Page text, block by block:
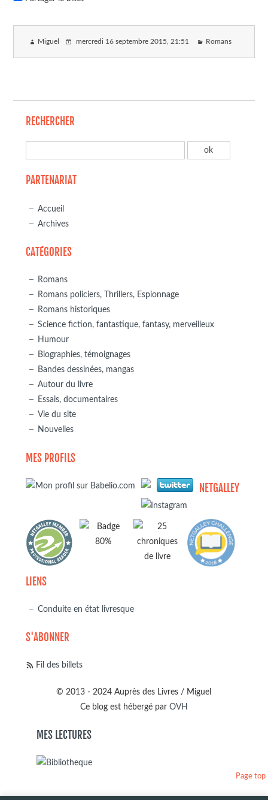
Miguel mercredi 16 septembre 2015 , 21:51 Romans
RECHERCHER
PARTENARIAT
Accueil
Archives
CATÉGORIES
Romans
Romans policiers, Thrillers, Espionnage
Romans historiques
Science fiction, fantastique, fantasy, merveilleux
Humour
Biographies, témoignages
Bandes dessinées, mangas
Autour du livre
Essais, documentaires
Vie du site
Nouvelles
MES PROFILS
NETGALLEY
LIENS
Conduite en état livresque
S'ABONNER
Fil des billets
© 2013 - 2024 Auprès des Livres / Miguel
Ce blog est hébergé par OVH
MES LECTURES
Page top